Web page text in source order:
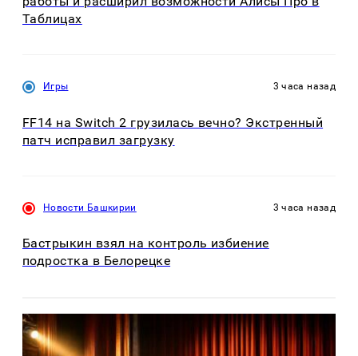
Таблицах
Игры 3 часа назад
FF14 на Switch 2 грузилась вечно? Экстренный
патч исправил загрузку
Новости Башкирии 3 часа назад
Бастрыкин взял на контроль избиение
подростка в Белорецке